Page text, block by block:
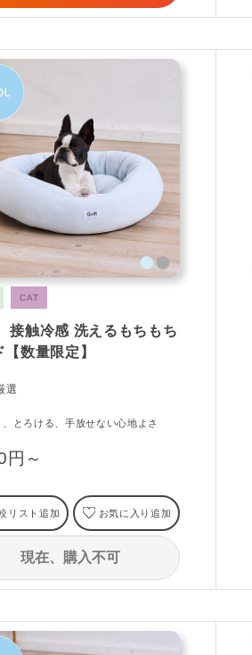
CAT
触冷感 洗えるもちもち
【数量限定】
選
、とろける、手放せない心地よさ
円～
リスト追加 お気に入り追加
現在、購入不可